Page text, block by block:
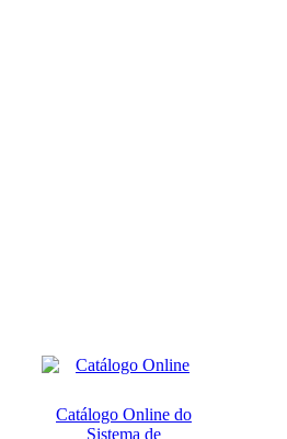
Catálogo Online do
Sistema de